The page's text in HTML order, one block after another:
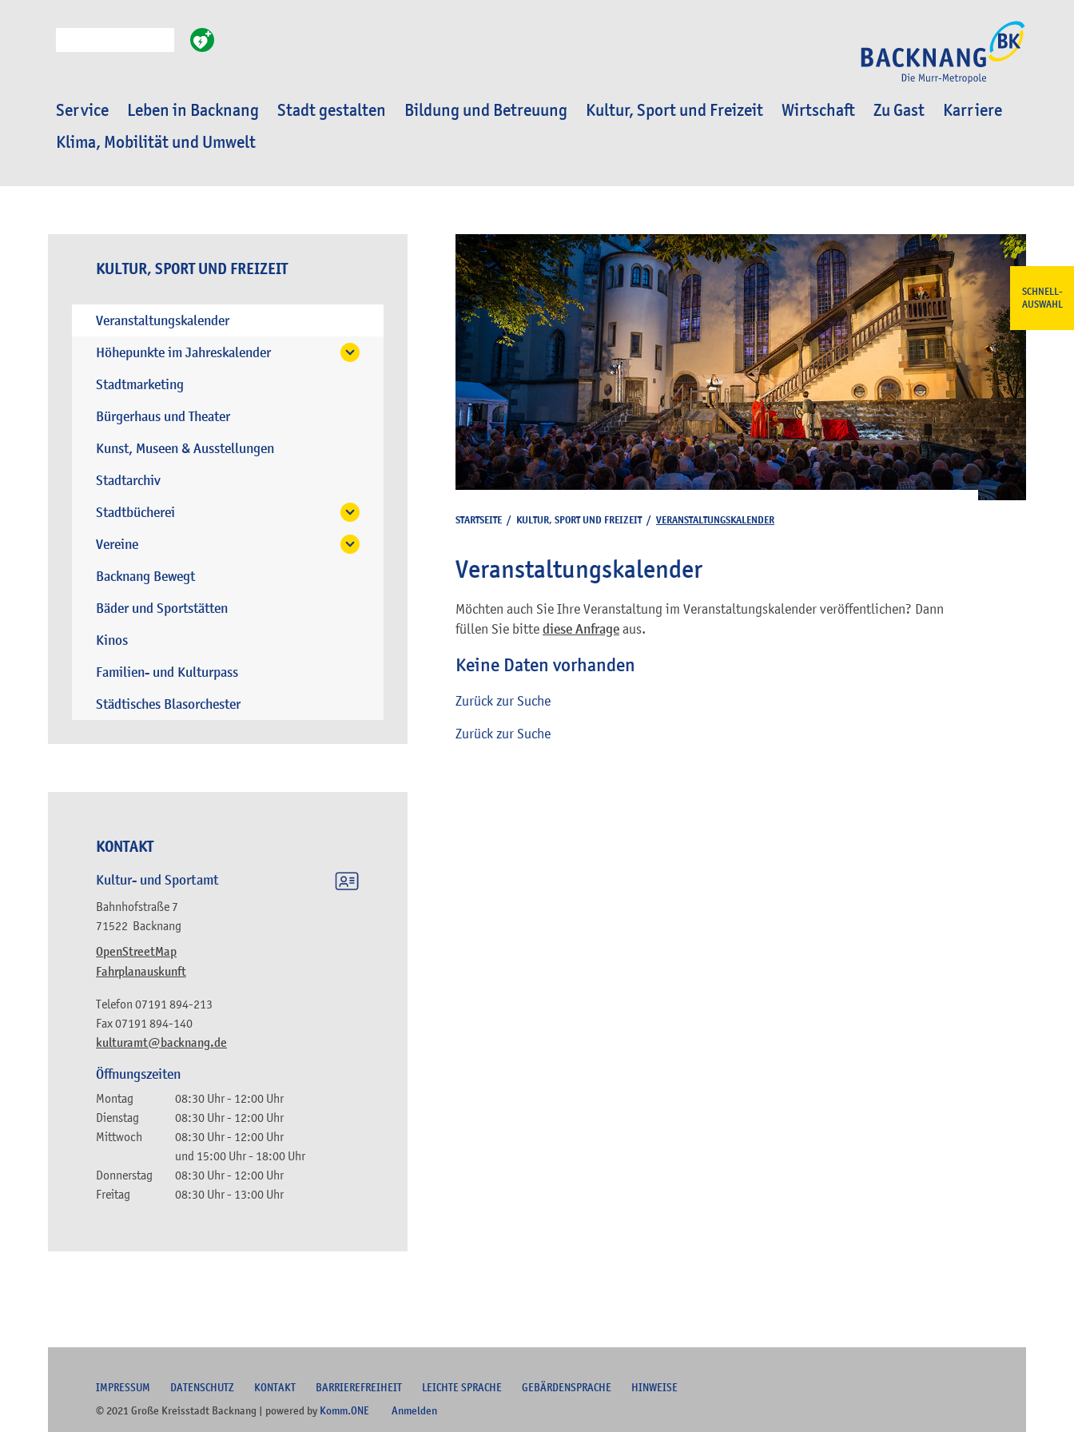
Service Leben in Backnang Stadt gestalten Bildung und Betreuung Kultur, Sport und Freizeit Wirtschaft Zu Gast
Karriere
Klima, Mobilität und Umwelt
SCHNELL-
AUSWAHL
KULTUR, SPORT UND FREIZEIT
Veranstaltungskalender
Höhepunkte im Jahreskalender
Stadtmarketing
Bürgerhaus und Theater
Kunst, Museen & Ausstellungen
Stadtarchiv
Stadtbücherei
Vereine
Backnang Bewegt
Bäder und Sportstätten
Kinos
Familien- und Kulturpass
Städtisches Blasorchester
KONTAKT
Kultur- und Sportamt
Bahnhofstraße 7
71522 Backnang
OpenStreetMap
Fahrplanauskunft
kulturamt@backnang.de
Telefon 07191 894-213
Fax07191 894-140
Öffnungszeiten
Montag 08:30 Uhr- 12:00 Uhr
Dienstag
08:30 Uhr- 12:00 Uhr
Mittwoch
08:30 Uhr- 12:00 Uhr
und 15:00 Uhr- 18:00 Uhr
Donnerstag
08:30 Uhr- 12:00 Uhr
Freitag
08:30 Uhr- 13:00 Uhr
STARTSEITE / KULTUR, SPORT UND FREIZEIT/ VERANSTALTUNGSKALENDER
Veranstaltungskalender
Möchten auch Sie Ihre Veranstaltung im Veranstaltungskalender veröffentlichen? Dann
füllen Sie bitte diese Anfrage aus.
Keine Daten vorhanden
Zurück zur Suche
Zurück zur Suche
IMPRESSUM DATENSCHUTZ KONTAKT BARRIEREFREIHEIT LEICHTE SPRACHE GEBÄRDENSPRACHE
HINWEISE
© 2021 Große Kreisstadt Backnang | powered by Komm.ONE Anmelden